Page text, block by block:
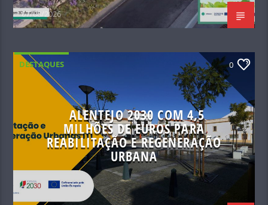
07/08/2026
DESTAQUES 0
ALENTEJO 2030 COM 4,5
MILHÕES DE EUROS PARA
REABILITAÇÃO E REGENERAÇÃO
URBANA